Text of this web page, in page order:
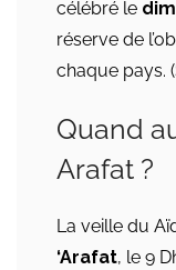
célébré le
réserve de
chaque pays.
Quand
Arafat ?
La veille du
‘Arafat, le 9